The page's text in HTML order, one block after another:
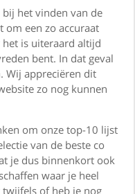
het vinden van de
om een zo accuraat
is uiteraard altijd
bent. In dat geval
Wij appreciëren dit
zo nog kunnen
om onze top-10 lijst
van de beste co
je dus binnenkort ook
waar je heel
of heb je nog